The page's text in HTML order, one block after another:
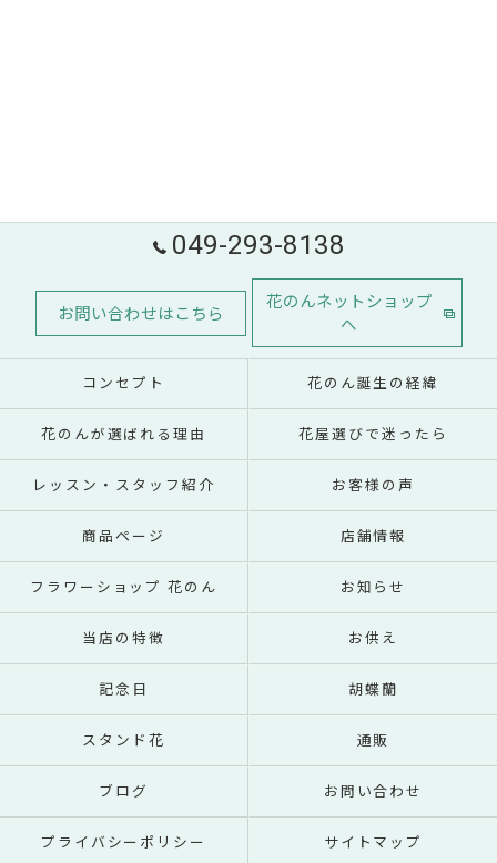
049-293-8138
お問い合わせはこちら
花のんネットショップ
へ
コンセプト 花のん誕生の経緯
花のんが選ばれる理由 花屋選びで迷ったら
レッスン・スタッフ紹介 お客様の声
商品ページ 店舗情報
フラワーショップ 花のん お知らせ
当店の特徴 お供え
記念日 胡蝶蘭
スタンド花 通販
ブログ お問い合わせ
プライバシーポリシー サイトマップ